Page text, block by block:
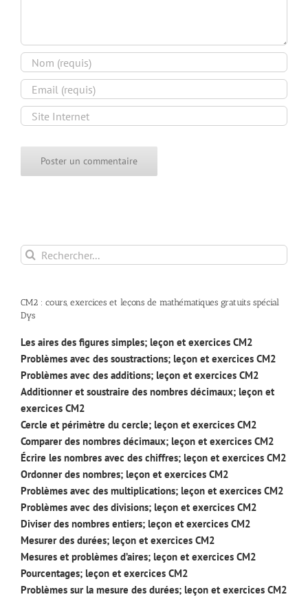
Rechercher:
CM2 : cours, exercices et leçons de mathématiques gratuits spécial
Dys
Les aires des figures simples; leçon et exercices CM2
Problèmes avec des soustractions; leçon et exercices CM2
Problèmes avec des additions; leçon et exercices CM2
Additionner et soustraire des nombres décimaux; leçon et
exercices CM2
Cercle et périmètre du cercle; leçon et exercices CM2
Comparer des nombres décimaux; leçon et exercices CM2
Écrire les nombres avec des chiffres; leçon et exercices CM2
Ordonner des nombres; leçon et exercices CM2
Problèmes avec des multiplications; leçon et exercices CM2
Problèmes avec des divisions; leçon et exercices CM2
Diviser des nombres entiers; leçon et exercices CM2
Mesurer des durées; leçon et exercices CM2
Mesures et problèmes d’aires; leçon et exercices CM2
Pourcentages; leçon et exercices CM2
Problèmes sur la mesure des durées; leçon et exercices CM2